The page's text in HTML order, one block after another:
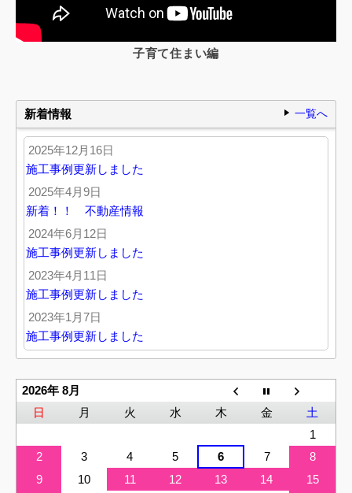
子育て住まい編
一覧へ
新着情報
2025年12月16日
施工事例更新しました
2025年4月9日
新着！！ 不動産情報
2024年6月12日
施工事例更新しました
2023年4月11日
施工事例更新しました
2023年1月7日
施工事例更新しました
2026年 8月
日
月 火 水 木 金
土
1
2
3 4 5 6 7
8
9
10 11 12 13 14
15